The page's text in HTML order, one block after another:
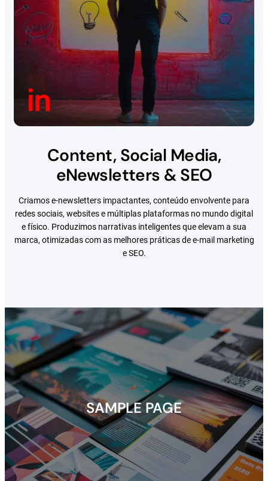
Content, Social Media,
eNewsletters & SEO
Criamos e-newsletters impactantes, conteúdo envolvente para
redes sociais, websites e múltiplas plataformas no mundo digital
e físico. Produzimos narrativas inteligentes que elevam a sua
marca, otimizadas com as melhores práticas de e-mail marketing
e SEO.
SAMPLE PAGE